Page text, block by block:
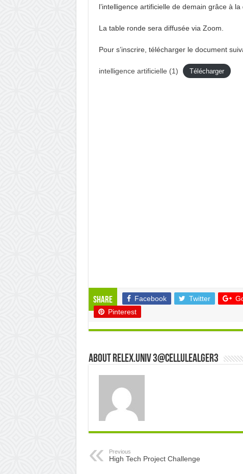
l’intelligence artificielle de demain grâce à la
La table ronde sera diffusée via Zoom.
Pour s’inscrire, télécharger le document
intelligence artificielle (1) Télécharger
Share Facebook Twitter
Pinterest
About Relex.Univ 3@cellulealger3
Previous
High Tech Project Challenge